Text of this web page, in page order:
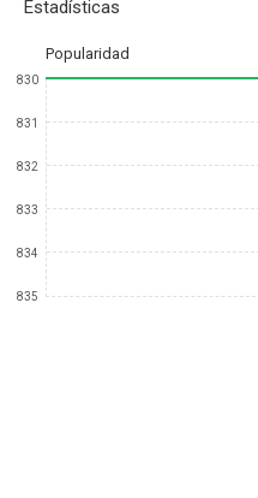
Estadísticas
Popularidad
830
831
832
833
834
835